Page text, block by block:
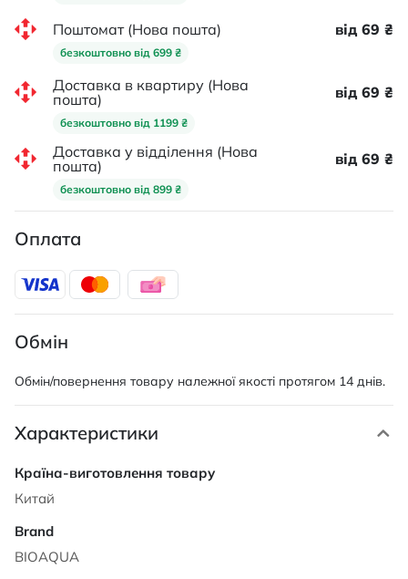
Поштомат (Нова пошта)
безкоштовно від 699 ₴
від 69 ₴
Доставка в квартиру (Нова
пошта)
безкоштовно від 1199 ₴
від 69 ₴
Доставка у відділення (Нова
пошта)
безкоштовно від 899 ₴
від 69 ₴
Оплата
Обмін
Обмін/повернення товару належної якості протягом 14 днів.
Характеристики
Характеристики
Китай
BIOAQUA